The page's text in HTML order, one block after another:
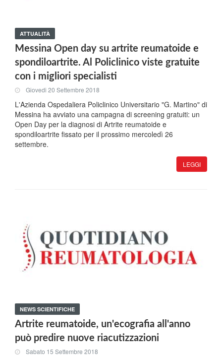
ATTUALITÀ
Messina Open day su artrite reumatoide e
spondiloartrite. Al Policlinico viste gratuite
con i migliori specialisti
Giovedi 20 Settembre 2018
L'Azienda Ospedaliera Policlinico Universitario "G. Martino" di
Messina ha avviato una campagna di screening gratuiti: un
Open Day per la diagnosi di Artrite reumatoide e
spondiloartrite fissato per il prossimo mercoledì 26
settembre.
LEGGI
NEWS SCIENTIFICHE
Artrite reumatoide, un'ecografia all'anno
può predire nuove riacutizzazioni
Sabato 15 Settembre 2018